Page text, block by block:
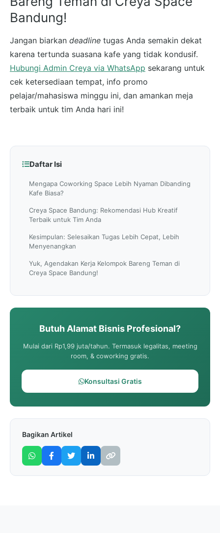
Bandung!
Jangan biarkan deadline tugas Anda semakin dekat
karena tertunda suasana kafe yang tidak kondusif.
Hubungi Admin Creya via WhatsApp sekarang untuk
cek ketersediaan tempat, info promo
pelajar/mahasiswa minggu ini, dan amankan meja
terbaik untuk tim Anda hari ini!
Daftar Isi
Mengapa Coworking Space Lebih Nyaman Dibanding
Kafe Biasa?
Creya Space Bandung: Rekomendasi Hub Kreatif
Terbaik untuk Tim Anda
Kesimpulan: Selesaikan Tugas Lebih Cepat, Lebih
Menyenangkan
Yuk, Agendakan Kerja Kelompok Bareng Teman di
Creya Space Bandung!
Butuh Alamat Bisnis Profesional?
Mulai dari Rp1,99 juta/tahun. Termasuk legalitas, meeting
room, & coworking gratis.
Konsultasi Gratis
Bagikan Artikel